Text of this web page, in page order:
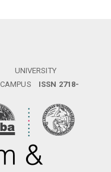
UNIVERSITY
CAMPUS ISSN 2718-